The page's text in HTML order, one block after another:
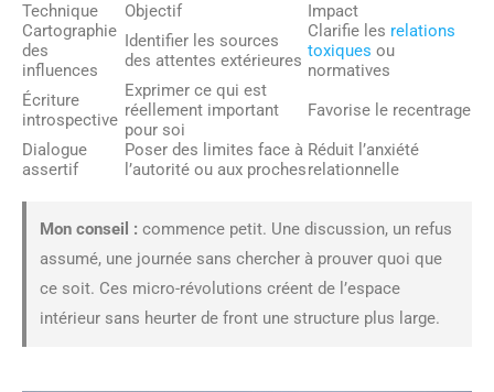
Technique
Objectif
Impact
Cartographie
des
influences
Identifier les sources
des attentes extérieures
Clarifie les relations
toxiques ou
normatives
Écriture
introspective
Exprimer ce qui est
réellement important
pour soi
Favorise le recentrage
Dialogue
assertif
Poser des limites face à
l’autorité ou aux proches
Réduit l’anxiété
relationnelle
Mon conseil : commence petit. Une discussion, un refus
assumé, une journée sans chercher à prouver quoi que
ce soit. Ces micro-révolutions créent de l’espace
intérieur sans heurter de front une structure plus large.